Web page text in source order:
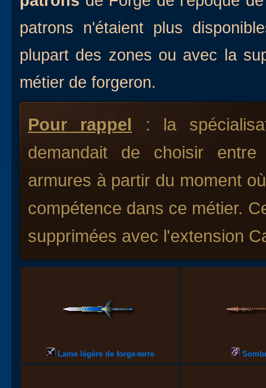
patrons n'étaient plus
plupart des zones ou avec la
métier de forgeron.
Pour rappel : la
demandait de choisir
armures à partir du moment
compétence dans ce métier.
supprimées avec l'extension
Lame légère de forge-terre